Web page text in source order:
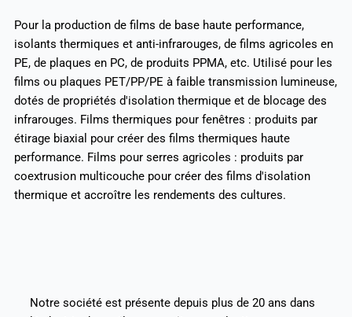
Pour la production de films de base haute performance,
isolants thermiques et anti-infrarouges, de films agricoles en
PE, de plaques en PC, de produits PPMA, etc. Utilisé pour les
films ou plaques PET/PP/PE à faible transmission lumineuse,
dotés de propriétés d'isolation thermique et de blocage des
infrarouges. Films thermiques pour fenêtres : produits par
étirage biaxial pour créer des films thermiques haute
performance. Films pour serres agricoles : produits par
coextrusion multicouche pour créer des films d'isolation
thermique et accroître les rendements des cultures.
Notre société est présente depuis plus de 20 ans dans